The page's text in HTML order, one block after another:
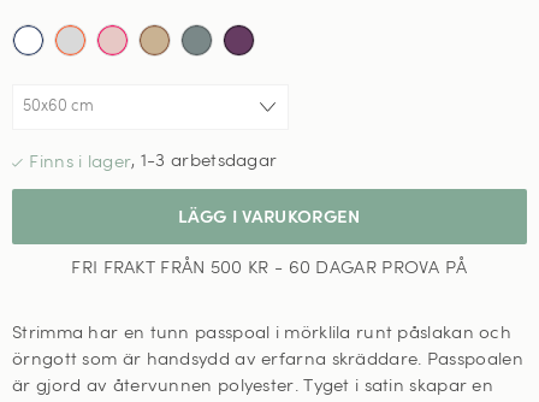
, 1-3 arbetsdagar
LÄGG I VARUKORGEN
FRI FRAKT FRÅN 500 KR - 60 DAGAR PROVA PÅ
Strimma har en tunn passpoal i mörklila runt påslakan och
örngott som är handsydd av erfarna skräddare. Passpoalen
är gjord av återvunnen polyester. Tyget i satin skapar en